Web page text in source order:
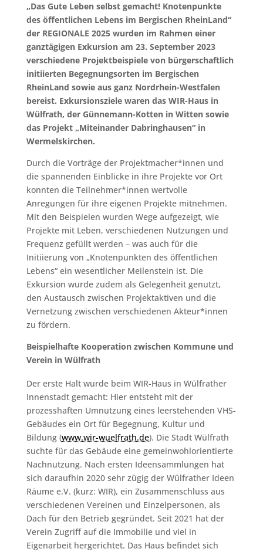
„Das Gute Leben selbst gemacht! Knotenpunkte
des öffentlichen Lebens im Bergischen RheinLand“
der REGIONALE 2025 wurden im Rahmen einer
ganztägigen Exkursion am 23. September 2023
verschiedene Projektbeispiele von bürgerschaftlich
initiierten Begegnungsorten im Bergischen
RheinLand sowie aus ganz Nordrhein-Westfalen
bereist. Exkursionsziele waren das WIR-Haus in
Wülfrath, der Günnemann-Kotten in Witten sowie
das Projekt „Miteinander Dabringhausen“ in
Wermelskirchen.
Durch die Vorträge der Projektmacher*innen und
die spannenden Einblicke in ihre Projekte vor Ort
konnten die Teilnehmer*innen wertvolle
Anregungen für ihre eigenen Projekte mitnehmen.
Mit den Beispielen wurden Wege aufgezeigt, wie
Projekte mit Leben, verschiedenen Nutzungen und
Frequenz gefüllt werden – was auch für die
Initiierung von „Knotenpunkten des öffentlichen
Lebens“ ein wesentlicher Meilenstein ist. Die
Exkursion wurde zudem als Gelegenheit genutzt,
den Austausch zwischen Projektaktiven und die
Vernetzung zwischen verschiedenen Akteur*innen
zu fördern.
Beispielhafte Kooperation zwischen Kommune und
Verein in Wülfrath
Der erste Halt wurde beim WIR-Haus in Wülfrather
Innenstadt gemacht: Hier entsteht mit der
prozesshaften Umnutzung eines leerstehenden VHS-
Gebäudes ein Ort für Begegnung, Kultur und
Bildung (www.wir-wuelfrath.de). Die Stadt Wülfrath
suchte für das Gebäude eine gemeinwohlorientierte
Nachnutzung. Nach ersten Ideensammlungen hat
sich daraufhin 2020 sehr zügig der Wülfrather Ideen
Räume e.V. (kurz: WIR), ein Zusammenschluss aus
verschiedenen Vereinen und Einzelpersonen, als
Dach für den Betrieb gegründet. Seit 2021 hat der
Verein Zugriff auf die Immobilie und viel in
Eigenarbeit hergerichtet. Das Haus befindet sich